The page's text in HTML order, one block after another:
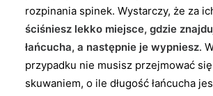
rozpinania spinek. Wystarczy, że za
ściśniesz lekko miejsce, gdzie
łańcucha, a następnie je wypniesz.
przypadku nie musisz przejmować
skuwaniem, o ile długość łańcucha